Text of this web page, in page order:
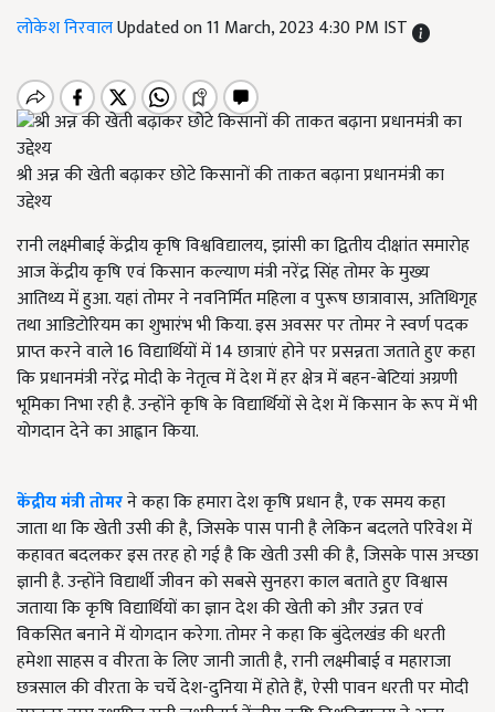
लोकेश निरवालUpdated on 11 March, 2023 4:30 PM IST
श्री अन्न की खेती बढ़ाकर छोटे किसानों की ताकत बढ़ाना प्रधानमंत्री का
उद्देश्य
रानी लक्ष्मीबाई केंद्रीय कृषि विश्वविद्यालय,झांसी का द्वितीय दीक्षांत समारोह
आज केंद्रीय कृषि एवं किसान कल्याण मंत्री नरेंद्र सिंह तोमर के मुख्य
आतिथ्य में हुआ. यहां तोमर ने नवनिर्मित महिला व पुरूष छात्रावास,अतिथिगृह
तथा आडिटोरियम का शुभारंभ भी किया. इस अवसर पर तोमर ने स्वर्ण पदक
प्राप्त करने वाले16विद्यार्थियों में14छात्राएं होने पर प्रसन्नता जताते हुए कहा
कि प्रधानमंत्री नरेंद्र मोदी के नेतृत्व में देश में हर क्षेत्र में बहन-बेटियां अग्रणी
भूमिका निभा रही है. उन्होंने कृषि के विद्यार्थियों से देश में किसान के रूप में भी
योगदान देने का आह्वान किया.
केंद्रीय मंत्री तोमरने कहा कि हमारा देश कृषि प्रधान है,एक समय कहा
जाता था कि खेती उसी की है,जिसके पास पानी है लेकिन बदलते परिवेश में
कहावत बदलकर इस तरह हो गई है कि खेती उसी की है,जिसके पास अच्छा
ज्ञानी है. उन्होंने विद्यार्थी जीवन को सबसे सुनहरा काल बताते हुए विश्वास
जताया कि कृषि विद्यार्थियों का ज्ञान देश की खेती को और उन्नत एवं
विकसित बनाने में योगदान करेगा. तोमर ने कहा कि बुंदेलखंड की धरती
हमेशा साहस व वीरता के लिए जानी जाती है,रानी लक्ष्मीबाई व महाराजा
छत्रसाल की वीरता के चर्चे देश-दुनिया में होते हैं,ऐसी पावन धरती पर मोदी